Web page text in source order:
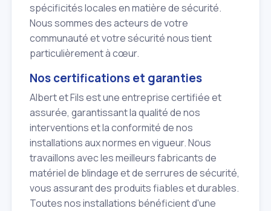
spécificités locales en matière de sécurité.
Nous sommes des acteurs de votre
communauté et votre sécurité nous tient
particulièrement à cœur.
Nos certifications et garanties
Albert et Fils est une entreprise certifiée et
assurée, garantissant la qualité de nos
interventions et la conformité de nos
installations aux normes en vigueur. Nous
travaillons avec les meilleurs fabricants de
matériel de blindage et de serrures de sécurité,
vous assurant des produits fiables et durables.
Toutes nos installations bénéficient d'une